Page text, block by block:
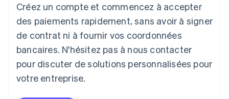
Créez un compte et commencez à accepter
des paiements rapidement, sans avoir à signer
de contrat ni à fournir vos coordonnées
bancaires. N'hésitez pas à nous contacter
pour discuter de solutions personnalisées pour
votre entreprise.
English
Liechtenstein
Deutsch English
Lituanie
English
Luxembourg
FrançaisDeutschEnglish
Malaisie
Malte